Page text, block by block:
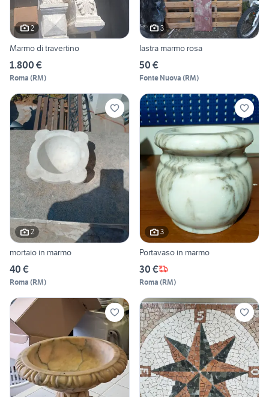
2
Marmo di travertino
1.800 €
Roma (RM)
3
lastra marmo rosa
50 €
Fonte Nuova (RM)
2
mortaio in marmo
40 €
Roma (RM)
3
Portavaso in marmo
30 €
Roma (RM)